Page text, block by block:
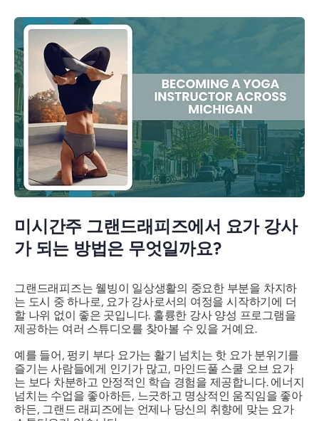
미시간주 그랜드래피즈에서 요가 강사
가 되는 방법은 무엇일까요?
그랜드래피즈는 웰빙이 일상생활의 중요한 부분을 차지하
는 도시 중 하나로, 요가 강사로서의 여정을 시작하기에 더
할 나위 없이 좋은 곳입니다. 훌륭한 강사 양성 프로그램을
제공하는 여러 스튜디오를 찾아볼 수 있을 거예요.
예를 들어, 펑키 부다 요가는 활기 넘치는 핫 요가 분위기를
즐기는 사람들에게 인기가 많고, 마인드풀 스쿨 오브 요가
는 보다 차분하고 안정적인 학습 경험을 제공합니다. 에너지
넘치는 수업을 좋아하든, 느긋하고 명상적인 움직임을 좋아
하든, 그랜드 래피즈에는 언제나 당신의 취향에 맞는 요가